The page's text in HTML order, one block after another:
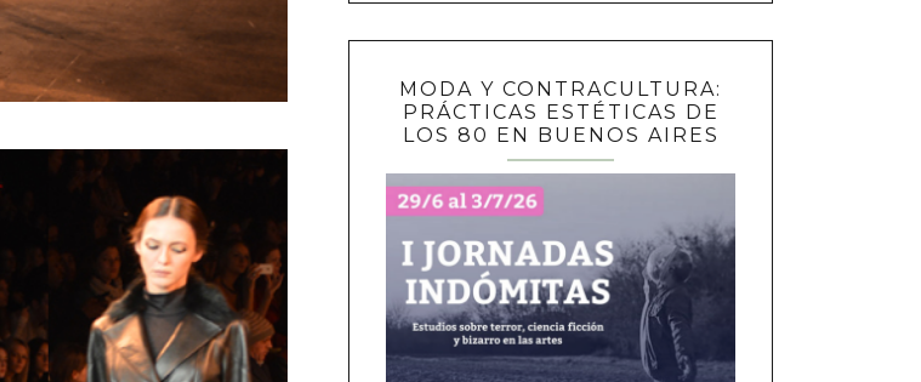
MODA Y CONTRACULTURA:
PRÁCTICAS ESTÉTICAS DE
LOS 80 EN BUENOS AIRES